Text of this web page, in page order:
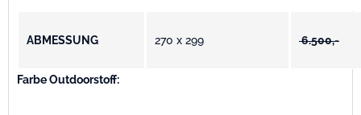
ABMESSUNG 270 x 299 6.500,-
Farbe Outdoorstoff: